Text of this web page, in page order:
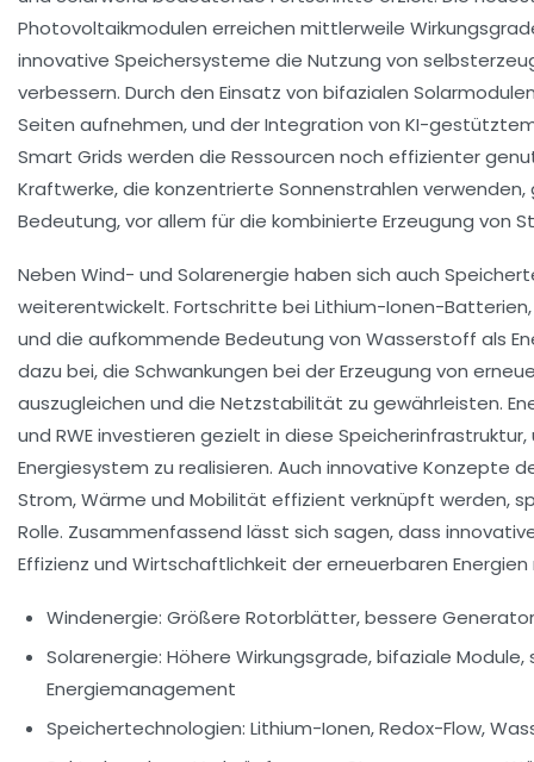
Photovoltaikmodulen erreichen mittlerweile
innovative Speichersysteme die Nutzung von
verbessern. Durch den Einsatz von bifazialen
Seiten aufnehmen, und der Integration von KI-
Smart Grids werden die Ressourcen noch effizienter
Kraftwerke, die konzentrierte Sonnenstrahlen
Bedeutung, vor allem für die kombinierte Erzeugung von
Neben Wind- und Solarenergie haben sich auch
weiterentwickelt. Fortschritte bei Lithium-Ionen-
und die aufkommende Bedeutung von Wasserstoff als
dazu bei, die Schwankungen bei der Erzeugung von
auszugleichen und die Netzstabilität zu gewährleisten.
und RWE investieren gezielt in diese
Energiesystem zu realisieren. Auch innovative Konzepte
Strom, Wärme und Mobilität effizient verknüpft werden,
Rolle. Zusammenfassend lässt sich sagen, dass
Effizienz und Wirtschaftlichkeit der erneuerbaren
Windenergie: Größere Rotorblätter, bessere
Solarenergie: Höhere Wirkungsgrade, bifaziale
Energiemanagement
Speichertechnologien: Lithium-Ionen, Redox-Flow,